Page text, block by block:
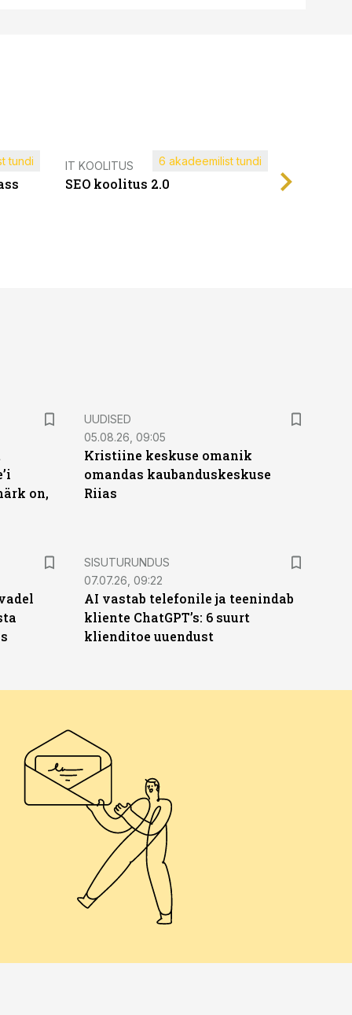
tundi IT KOOLITUS
SEO koolitus 2.0
6 akadeemilist tundi
on,
UUDISED
05.08.26, 09:05
Kristiine keskuse omanik
omandas kaubanduskeskuse
Riias
ST
SISUTURUNDUS
07.07.26, 09:22
AI vastab telefonile ja teenindab
kliente ChatGPT’s: 6 suurt
klienditoe uuendust